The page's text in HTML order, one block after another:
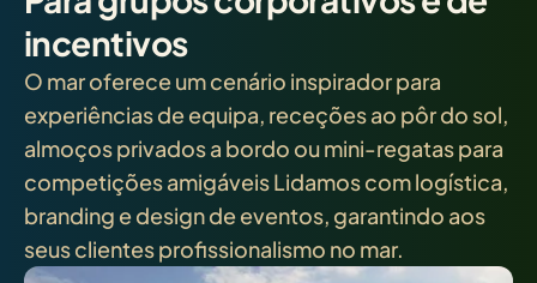
incentivos
O mar oferece um cenário inspirador para
experiências de equipa, receções ao pôr do sol,
almoços privados a bordo ou mini-regatas para
competições amigáveis Lidamos com logística,
branding e design de eventos, garantindo aos
seus clientes profissionalismo no mar.